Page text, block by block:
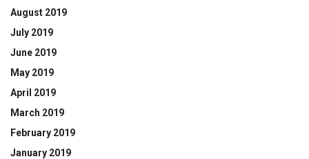
August 2019
July 2019
June 2019
May 2019
April 2019
March 2019
February 2019
January 2019